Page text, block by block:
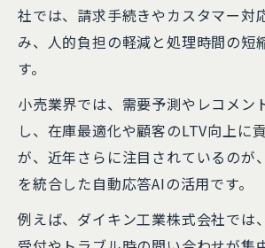
社では、請求手続きやカスタマー対
み、人的負担の軽減と処理時間の短
す。
小売業界では、需要予測やレコメン
し、在庫最適化や顧客のLTV向上に
が、近年さらに注目されているのが
を統合した自動応答AIの活用です。
例えば、ダイキン工業株式会社では